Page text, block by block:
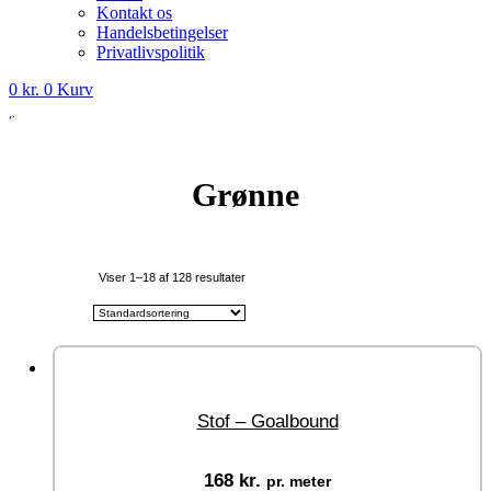
Kontakt os
Handelsbetingelser
Privatlivspolitik
0 kr. 0 Kurv
Grønne
Viser 1–18 af 128 resultater
Stof – Goalbound
168 kr. pr. meter